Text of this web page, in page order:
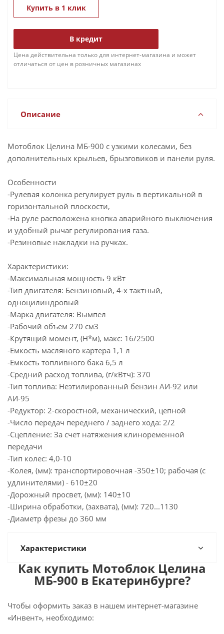
Купить в 1 клик
В кредит
Цена действительна только для интернет-магазина и может
отличаться от цен в розничных магазинах
Описание
Мотоблок Целина МБ-900 с узкими колесами, без
дополнительных крыльев, брызговиков и панели руля.
Особенности
-Рулевая колонка регулирует руль в вертикальной в
горизонтальной плоскости,
-На руле расположена кнопка аварийного выключения
и удобный рычаг регулирования газа.
-Резиновые накладки на ручках.
Характеристики:
-Максимальная мощность 9 кВт
-Тип двигателя: Бензиновый, 4-х тактный,
одноцилиндровый
-Марка двигателя: Вымпел
-Рабочий объем 270 см3
-Крутящий момент, (Н*м), макс: 16/2500
-Емкость масляного картера 1,1 л
-Емкость топливного бака 6,5 л
-Средний расход топлива, (г/кВтч): 370
-Тип топлива: Неэтилированный бензин АИ-92 или
АИ-95
-Редуктор: 2-скоростной, механический, цепной
-Число передач переднего / заднего хода: 2/2
-Сцепление: За счет натяжения клиноременной
передачи
-Тип колес: 4,0-10
-Колея, (мм): транспортировочная -350±10; рабочая (с
удлинителями) - 610±20
-Дорожный просвет, (мм): 140±10
-Ширина обработки, (захвата), (мм): 720...1130
-Диаметр фрезы до 360 мм
Характеристики
Как купить Мотоблок Целина
МБ-900 в Екатеринбурге?
Чтобы оформить заказ в нашем интернет-магазине
«Инвент», необходимо: